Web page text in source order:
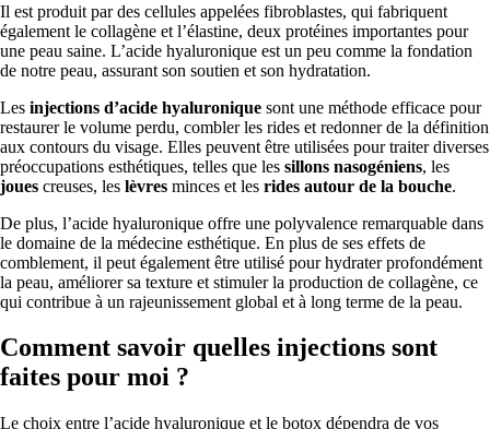
Il est produit par des cellules appelées fibroblastes, qui fabriquent
également le collagène et l’élastine, deux protéines importantes pour
une peau saine. L’acide hyaluronique est un peu comme la fondation
de notre peau, assurant son soutien et son hydratation.
Les injections d’acide hyaluronique sont une méthode efficace pour
restaurer le volume perdu, combler les rides et redonner de la définition
aux contours du visage. Elles peuvent être utilisées pour traiter diverses
préoccupations esthétiques, telles que les sillons nasogéniens, les
joues creuses, les lèvres minces et les rides autour de la bouche.
De plus, l’acide hyaluronique offre une polyvalence remarquable dans
le domaine de la médecine esthétique. En plus de ses effets de
comblement, il peut également être utilisé pour hydrater profondément
la peau, améliorer sa texture et stimuler la production de collagène, ce
qui contribue à un rajeunissement global et à long terme de la peau.
Comment savoir quelles injections sont
faites pour moi ?
Le choix entre l’acide hyaluronique et le botox dépendra de vos